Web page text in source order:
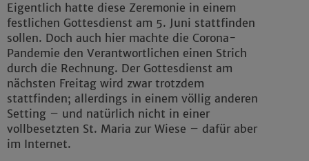
Eigentlich hatte diese Zeremonie in einem
festlichen Gottesdienst am 5. Juni stattfinden
sollen. Doch auch hier machte die Corona-
Pandemie den Verantwortlichen einen Strich
durch die Rechnung. Der Gottesdienst am
nächsten Freitag wird zwar trotzdem
stattfinden; allerdings in einem völlig anderen
Setting – und natürlich nicht in einer
vollbesetzten St. Maria zur Wiese – dafür aber
im Internet.